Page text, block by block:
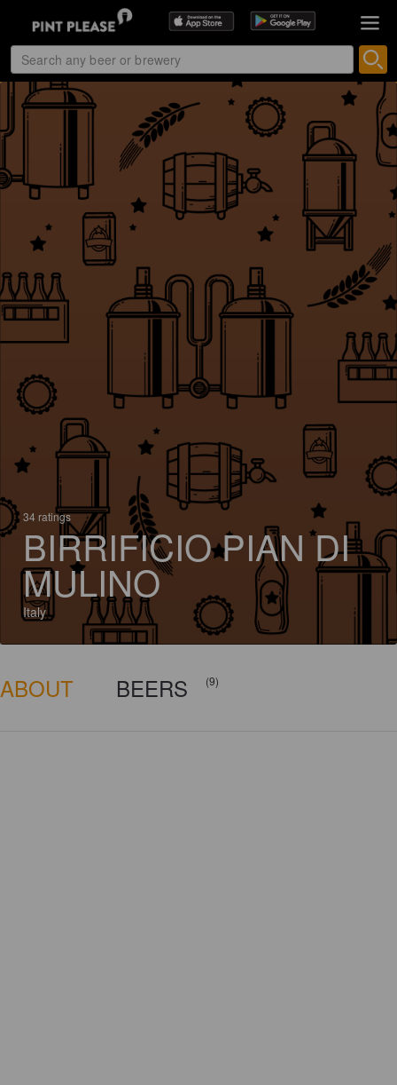
34 ratings
BIRRIFICIO PIAN DI
MULINO
Italy
ABOUT BEERS (9)